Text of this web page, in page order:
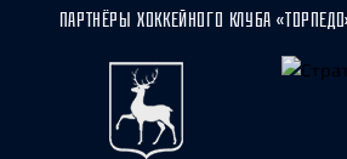
ПАРТНЁРЫ ХОККЕЙНОГО КЛУБА